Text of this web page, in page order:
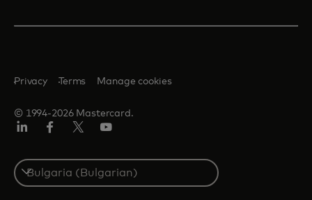
© 1994-2026 Mastercard.
Privacy Terms Manage cookies
Select
a
country